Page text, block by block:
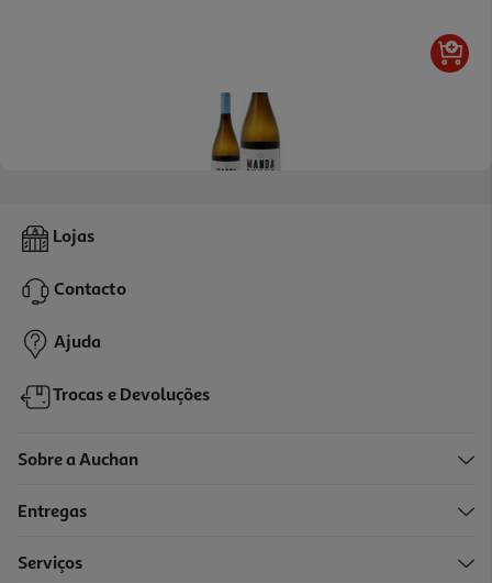
Vinho Branco Manda Chuva P. Setúbal 0.75l
12,39 €
Lojas
Contacto
Ajuda
Trocas e Devoluções
Sobre a Auchan
Entregas
Serviços